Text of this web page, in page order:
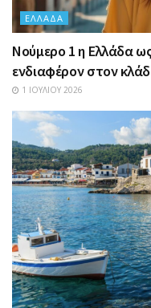
ΕΛΛΆΔΑ
Nούμερο 1 η Ελλάδα
ενδιαφέρον στον
1 ΙΟΥΛΊΟΥ 2026